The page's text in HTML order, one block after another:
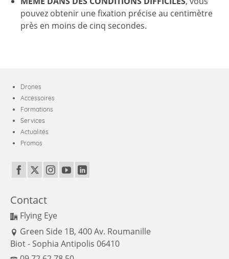
pouvez obtenir une fixation précise au centimètre
près en moins de cinq secondes.
Drones
Accessoires
Formations
Services
Actualités
Promos
Contact
Flying Eye
Green Side 1B, 400 Av. Roumanille
Biot - Sophia Antipolis 06410